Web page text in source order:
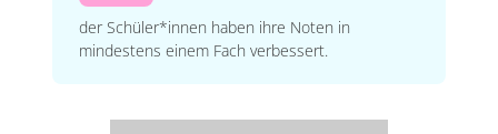
der Schüler*innen haben ihre Noten in
mindestens einem Fach verbessert.